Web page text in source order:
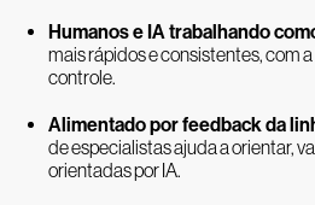
Humanos e IA trabalhando
mais rápidos e consistentes, com
controle.
Alimentado por feedback da
de especialistas ajuda a orientar,
orientadas por IA.